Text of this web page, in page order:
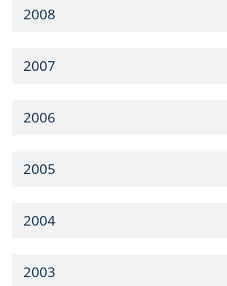
2008
2007
2006
2005
2004
2003